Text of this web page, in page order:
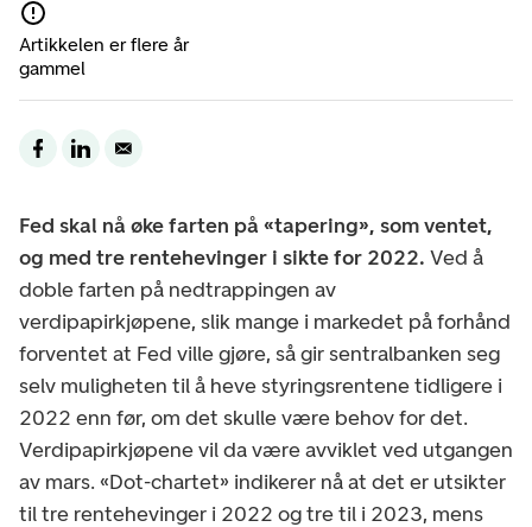
Artikkelen er flere år
gammel
Fed skal nå øke farten på «tapering», som ventet,
og med tre rentehevinger i sikte for 2022. Ved å
doble farten på nedtrappingen av
verdipapirkjøpene, slik mange i markedet på forhånd
forventet at Fed ville gjøre, så gir sentralbanken seg
selv muligheten til å heve styringsrentene tidligere i
2022 enn før, om det skulle være behov for det.
Verdipapirkjøpene vil da være avviklet ved utgangen
av mars. «Dot-chartet» indikerer nå at det er utsikter
til tre rentehevinger i 2022 og tre til i 2023, mens